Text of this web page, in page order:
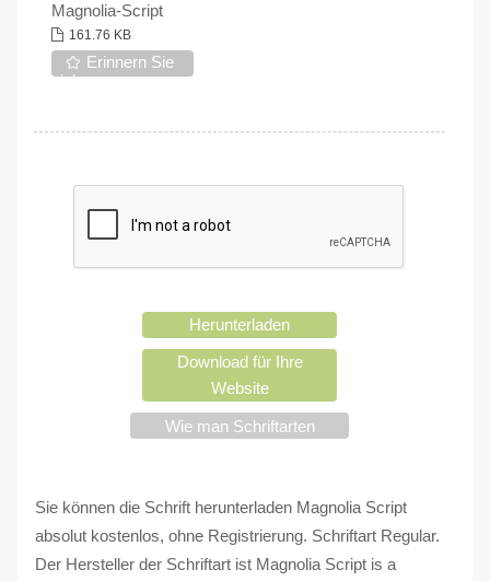
Magnolia-Script
161.76 KB
Erinnern Sie
sich an
Herunterladen
Download für Ihre
Website
Wie man Schriftarten
Sie können die Schrift herunterladen Magnolia Script
absolut kostenlos, ohne Registrierung. Schriftart Regular.
Der Hersteller der Schriftart ist Magnolia Script is a